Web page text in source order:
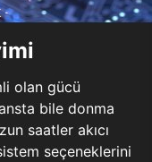
olan gücü
bile donma
saatler akıcı
seçeneklerini